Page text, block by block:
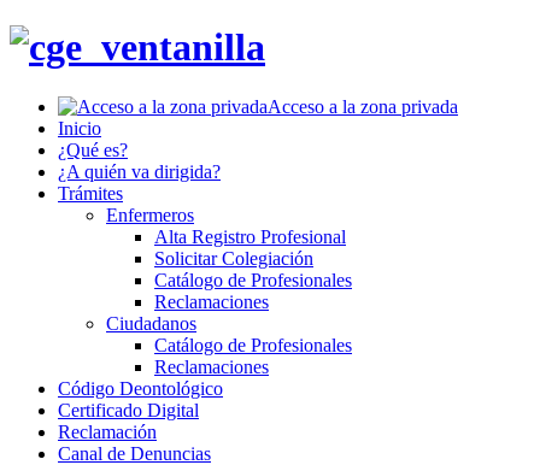
Acceso a la zona privada
Inicio
¿Qué es?
¿A quién va dirigida?
Trámites
Enfermeros
Alta Registro Profesional
Solicitar Colegiación
Catálogo de Profesionales
Reclamaciones
Ciudadanos
Catálogo de Profesionales
Reclamaciones
Código Deontológico
Certificado Digital
Reclamación
Canal de Denuncias